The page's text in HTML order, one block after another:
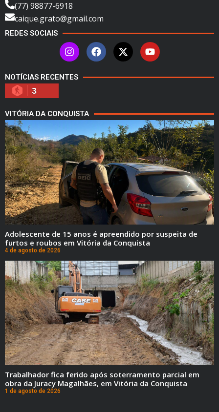
(77) 98877-6918
caique.grato@gmail.com
REDES SOCIAIS
NOTÍCIAS RECENTES
3
VITÓRIA DA CONQUISTA
Adolescente de 15 anos é apreendido por suspeita de
furtos e roubos em Vitória da Conquista
4 de agosto de 2026
Trabalhador fica ferido após soterramento parcial em
obra da Juracy Magalhães, em Vitória da Conquista
1 de agosto de 2026